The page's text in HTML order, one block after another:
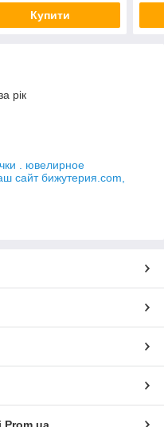
Купити
рік
. ювелирное
сайт бижутерия.com,